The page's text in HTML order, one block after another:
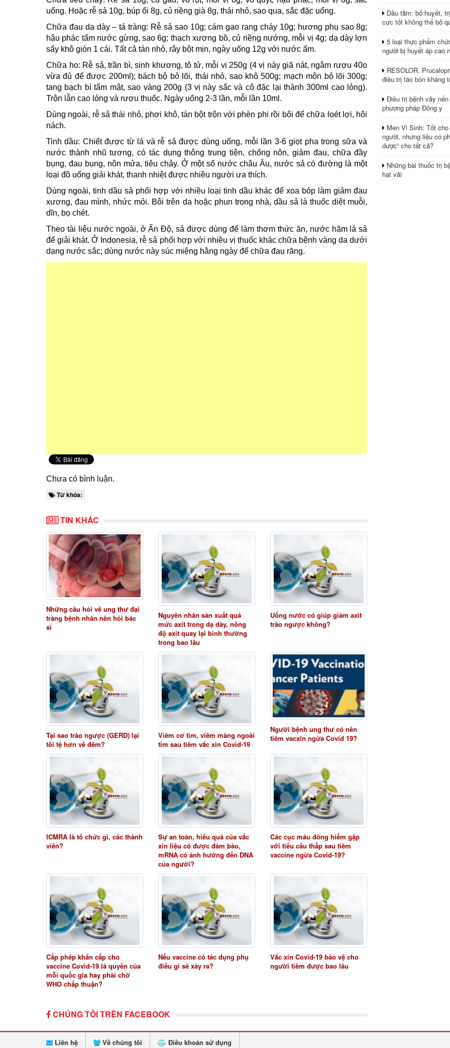
uống. Hoặc rễ sả 10g, búp ổi 8g, củ riềng già 8g, thái nhỏ, sao qua, sắc đặc uống.
Chữa đau dạ dày – tá tràng: Rễ sả sao 10g; cám gạo rang cháy 10g; hương phụ sao 8g;
hậu phác tẩm nước gừng, sao 6g; thạch xương bồ, củ riềng nướng, mỗi vị 4g; dạ dày lợn
sấy khô giòn 1 cái. Tất cả tán nhỏ, rây bột mịn, ngày uống 12g với nước ấm.
Chữa ho: Rễ sả, trần bì, sinh khương, tô tử, mỗi vị 250g (4 vị này giã nát, ngâm rượu 40o
vừa đủ để được 200ml); bách bộ bỏ lõi, thái nhỏ, sao khô 500g; mạch môn bỏ lõi 300g;
tang bạch bì tẩm mật, sao vàng 200g (3 vị này sắc và cô đặc lại thành 300ml cao lỏng).
Trộn lẫn cao lỏng và rượu thuốc. Ngày uống 2-3 lần, mỗi lần 10ml.
Dùng ngoài, rễ sả thái nhỏ, phơi khô, tán bột trộn với phèn phi rồi bôi để chữa loét lợi, hôi
nách.
Tinh dầu: Chiết được từ lá và rễ sả được dùng uống, mỗi lần 3-6 giọt pha trong sữa và
nước thành nhũ tương, có tác dụng thông trung tiện, chống nôn, giảm đau, chữa đầy
bụng, đau bụng, nôn mửa, tiêu chảy. Ở một số nước châu Âu, nước sả có đường là một
loại đồ uống giải khát, thanh nhiệt được nhiều người ưa thích.
Dùng ngoài, tinh dầu sả phối hợp với nhiều loại tinh dầu khác để xoa bóp làm giảm đau
xương, đau mình, nhức mỏi. Bôi trên da hoặc phun trong nhà, dầu sả là thuốc diệt muỗi,
dĩn, bọ chét.
Theo tài liệu nước ngoài, ở Ấn Độ, sả được dùng để làm thơm thức ăn, nước hãm lá sả
để giải khát. Ở Indonesia, rễ sả phối hợp với nhiều vị thuốc khác chữa bệnh vàng da dưới
dạng nước sắc; dùng nước này súc miệng hằng ngày để chữa đau răng.
Chưa có bình luận.
Từ khóa:
TIN KHÁC
Những câu hỏi về ung thư đại
tràng bệnh nhân nên hỏi bác
sĩ
Nguyên nhân sản xuất quá
mức axit trong dạ dày, nồng
độ axit quay lại bình thường
trong bao lâu
Uống nước có giúp giảm axit
trào ngược không?
Tại sao trào ngược (GERD) lại
tồi tệ hơn về đêm?
Viêm cơ tim, viêm màng ngoài
tim sau tiêm vắc xin Covid-19
Người bệnh ung thư có nên
tiêm vacxin ngừa Covid 19?
ICMRA là tổ chức gì, các thành
viên?
Sự an toàn, hiểu quả của vắc
xin liệu có được đảm bảo,
mRNA có ảnh hưởng đến DNA
của người?
Các cục máu đông hiếm gặp
với tiểu cầu thấp sau tiêm
vaccine ngừa Covid-19?
Cấp phép khẩn cấp cho
vaccine Covid-19 là quyền của
mỗi quốc gia hay phải chờ
WHO chấp thuận?
Nếu vaccine có tác dụng phụ
điều gì sẽ xảy ra?
Vắc xin Covid-19 bảo vệ cho
người tiêm được bao lâu
CHÚNG TÔI TRÊN FACEBOOK
Dâu tằm: bổ huyết,
cực tốt không thể bỏ
5 loại thực phẩm
người bị huyết áp cao
RESOLOR,
điều trị táo bón kháng
Điều trị bệnh vảy nến
phương pháp Đông y
Men Vi Sinh: Tốt
người, nhưng liệu có
dược” cho tất cả?
Những bài thuốc trị
hạt vải
Liên hệ Về chúng tôi Điều khoản sử dụng